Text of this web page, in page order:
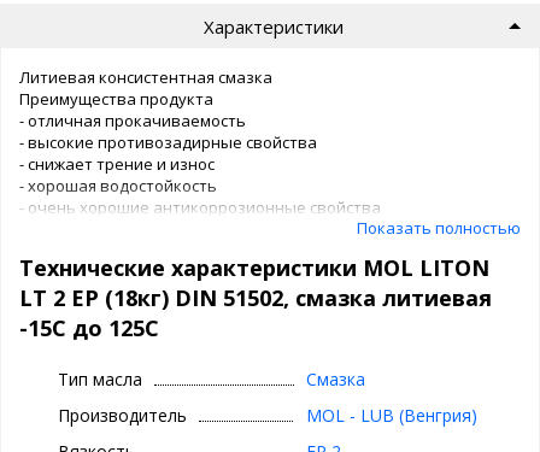
Характеристики
Литиевая консистентная смазка
Преимущества продукта
- отличная прокачиваемость
- высокие противозадирные свойства
- снижает трение и износ
- хорошая водостойкость
- очень хорошие антикоррозионные свойства
Применение
MOL Liton LT 2EP – многоцелевая литиевая пластичная смазка.
Обладает отличной прокачиваемостью и может
числе при низких температурах. Обеспечивает снижение
антикоррозионными
свойствами. Подходит для использования в подшипниках
Показать полностью
Технические характеристики MOL LITON
LT 2 EP (18кг) DIN 51502, смазка литиевая
-15С до 125С
Тип масла
Смазка
Производитель
MOL - LUB (Венгрия)